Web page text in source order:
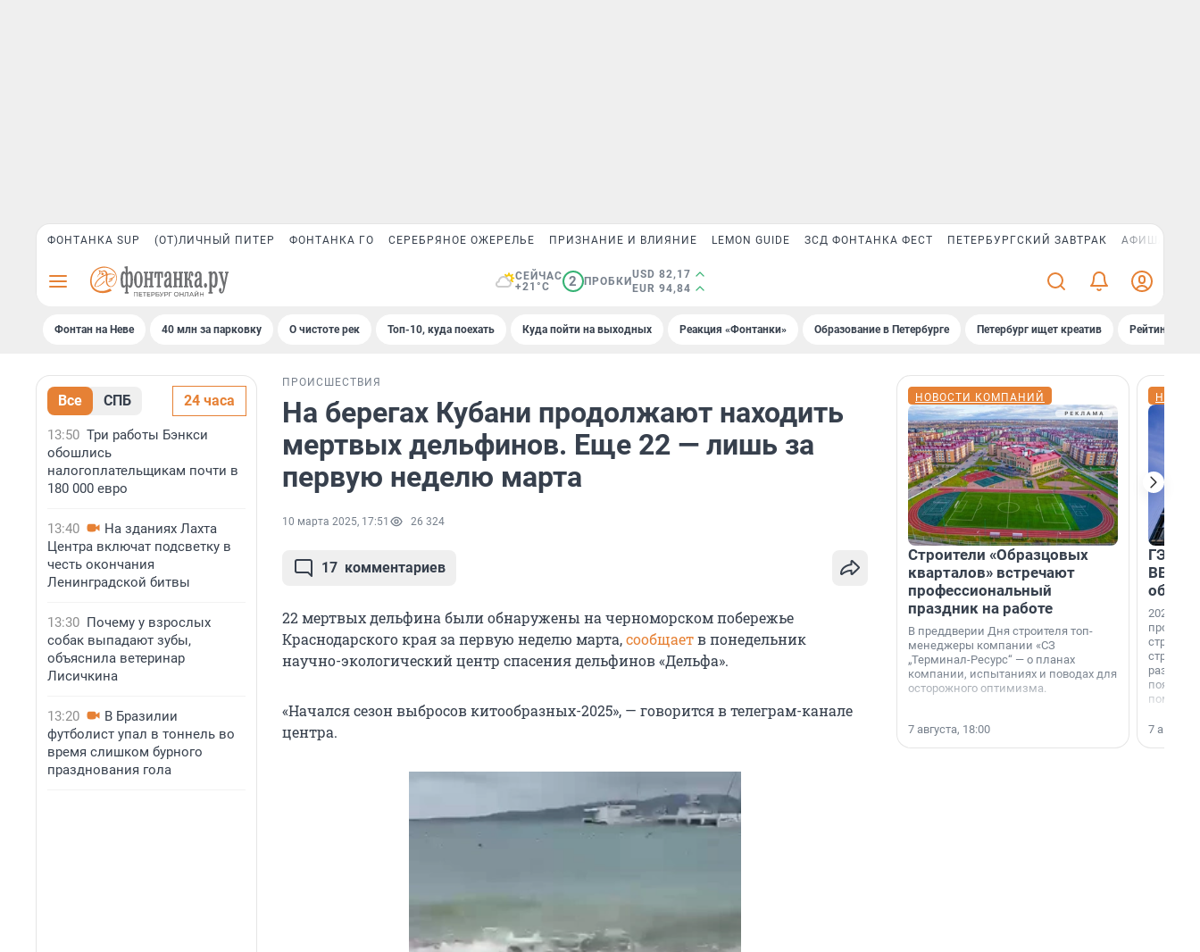
ФОНТАНКА SUP (ОТ)ЛИЧНЫЙ ПИТЕР ФОНТАНКА ГО СЕРЕБРЯНОЕ ОЖЕРЕЛЬЕ ПРИЗНАНИЕ И ВЛИЯНИЕ LEMON GUIDE ЗСД ФОНТАНКА ФЕСТ ПЕТЕРБУРГСКИЙ ЗАВТРАК АФИША PLUS
СЕЙЧАС
+21°C
2 ПРОБКИ
USD 82,17
EUR 94,84
Фонтан на Неве 40 млн за парковку О чистоте рек Топ-10, куда поехать Куда пойти на выходных Реакция «Фонтанки» Образование в Петербурге Петербург ищет креатив Рейтинги
Все СПБ 24 часа
13:50 Три работы Бэнкси
обошлись
налогоплательщикам почти в
180 000 евро
13:40
На зданиях Лахта
Центра включат подсветку в
честь окончания
Ленинградской битвы
13:30 Почему у взрослых
собак выпадают зубы,
объяснила ветеринар
Лисичкина
13:20
В Бразилии
футболист упал в тоннель во
время слишком бурного
празднования гола
ПРОИСШЕСТВИЯ
На берегах Кубани продолжают находить
мертвых дельфинов. Еще 22 — лишь за
первую неделю марта
10 марта 2025, 17:51 26 324
17 комментариев
22 мертвых дельфина были обнаружены на черноморском побережье
Краснодарского края за первую неделю марта,сообщаетв понедельник
научно-экологический центр спасения дельфинов «Дельфа».
«Начался сезон выбросов китообразных-2025», — говорится в телеграм-канале
центра.
НОВОСТИ КОМПАНИЙ
Строители «Образцовых
кварталов» встречают
профессиональный
праздник на работе
В преддверии Дня строителя топ-
менеджеры компании «СЗ
„Терминал-Ресурс“ — о планах
компании, испытаниях и поводах для
осторожного оптимизма.
7 августа, 18:00
ГЭС,
ВВП: в
об
2026-й —
раз. В
7